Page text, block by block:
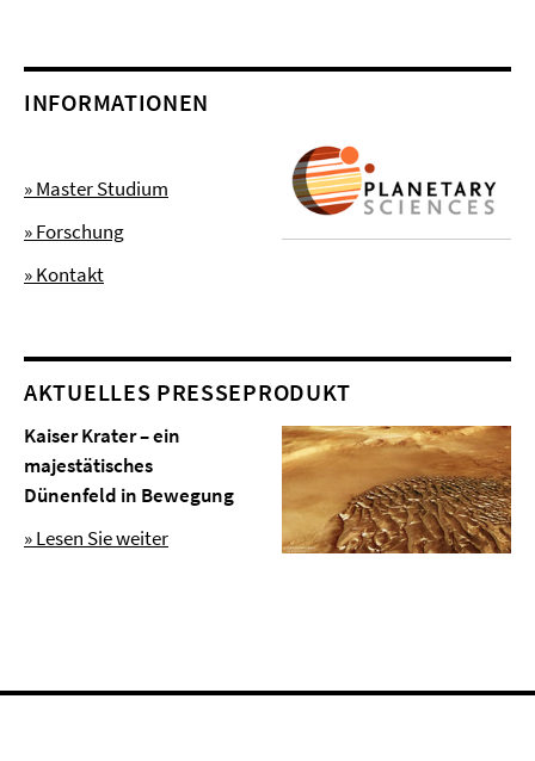
INFORMATIONEN
» Master Studium
» Forschung
» Kontakt
AKTUELLES PRESSEPRODUKT
Kaiser Krater – ein
majestätisches
Dünenfeld in Bewegung
» Lesen Sie weiter